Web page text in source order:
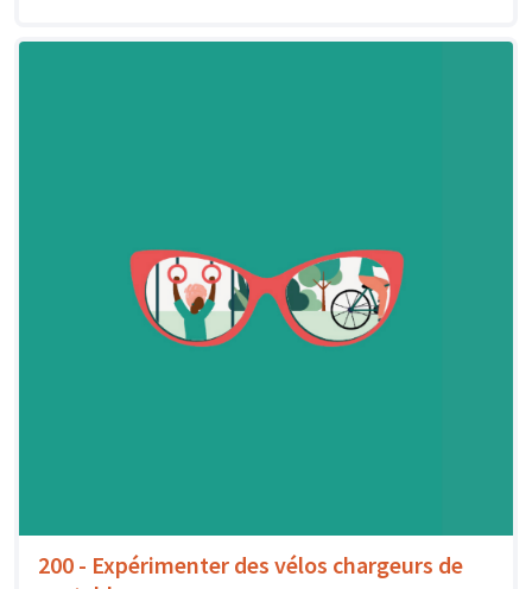
200 - Expérimenter des vélos chargeurs de